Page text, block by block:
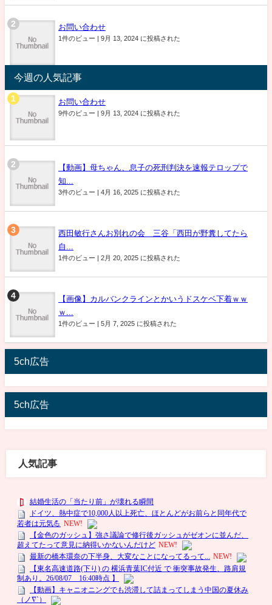
お問い合わせ
1件のビュー 9月 13, 2024 に投稿された
今週の人気記事
お問い合わせ
9件のビュー 9月 13, 2024 に投稿された
【動画】母ちゃん、息子の死刑判決を速報テロップで
知...
3件のビュー 4月 16, 2025 に投稿された
西田敏行さんお別れの会 三谷「西田が野糞してたら
自...
1件のビュー 2月 20, 2025 に投稿された
【画像】カルバンクラインとかいうドスケベ下着ｗｗ
ｗ...
1件のビュー 5月 7, 2025 に投稿された
5ch広告
5ch広告
人気記事